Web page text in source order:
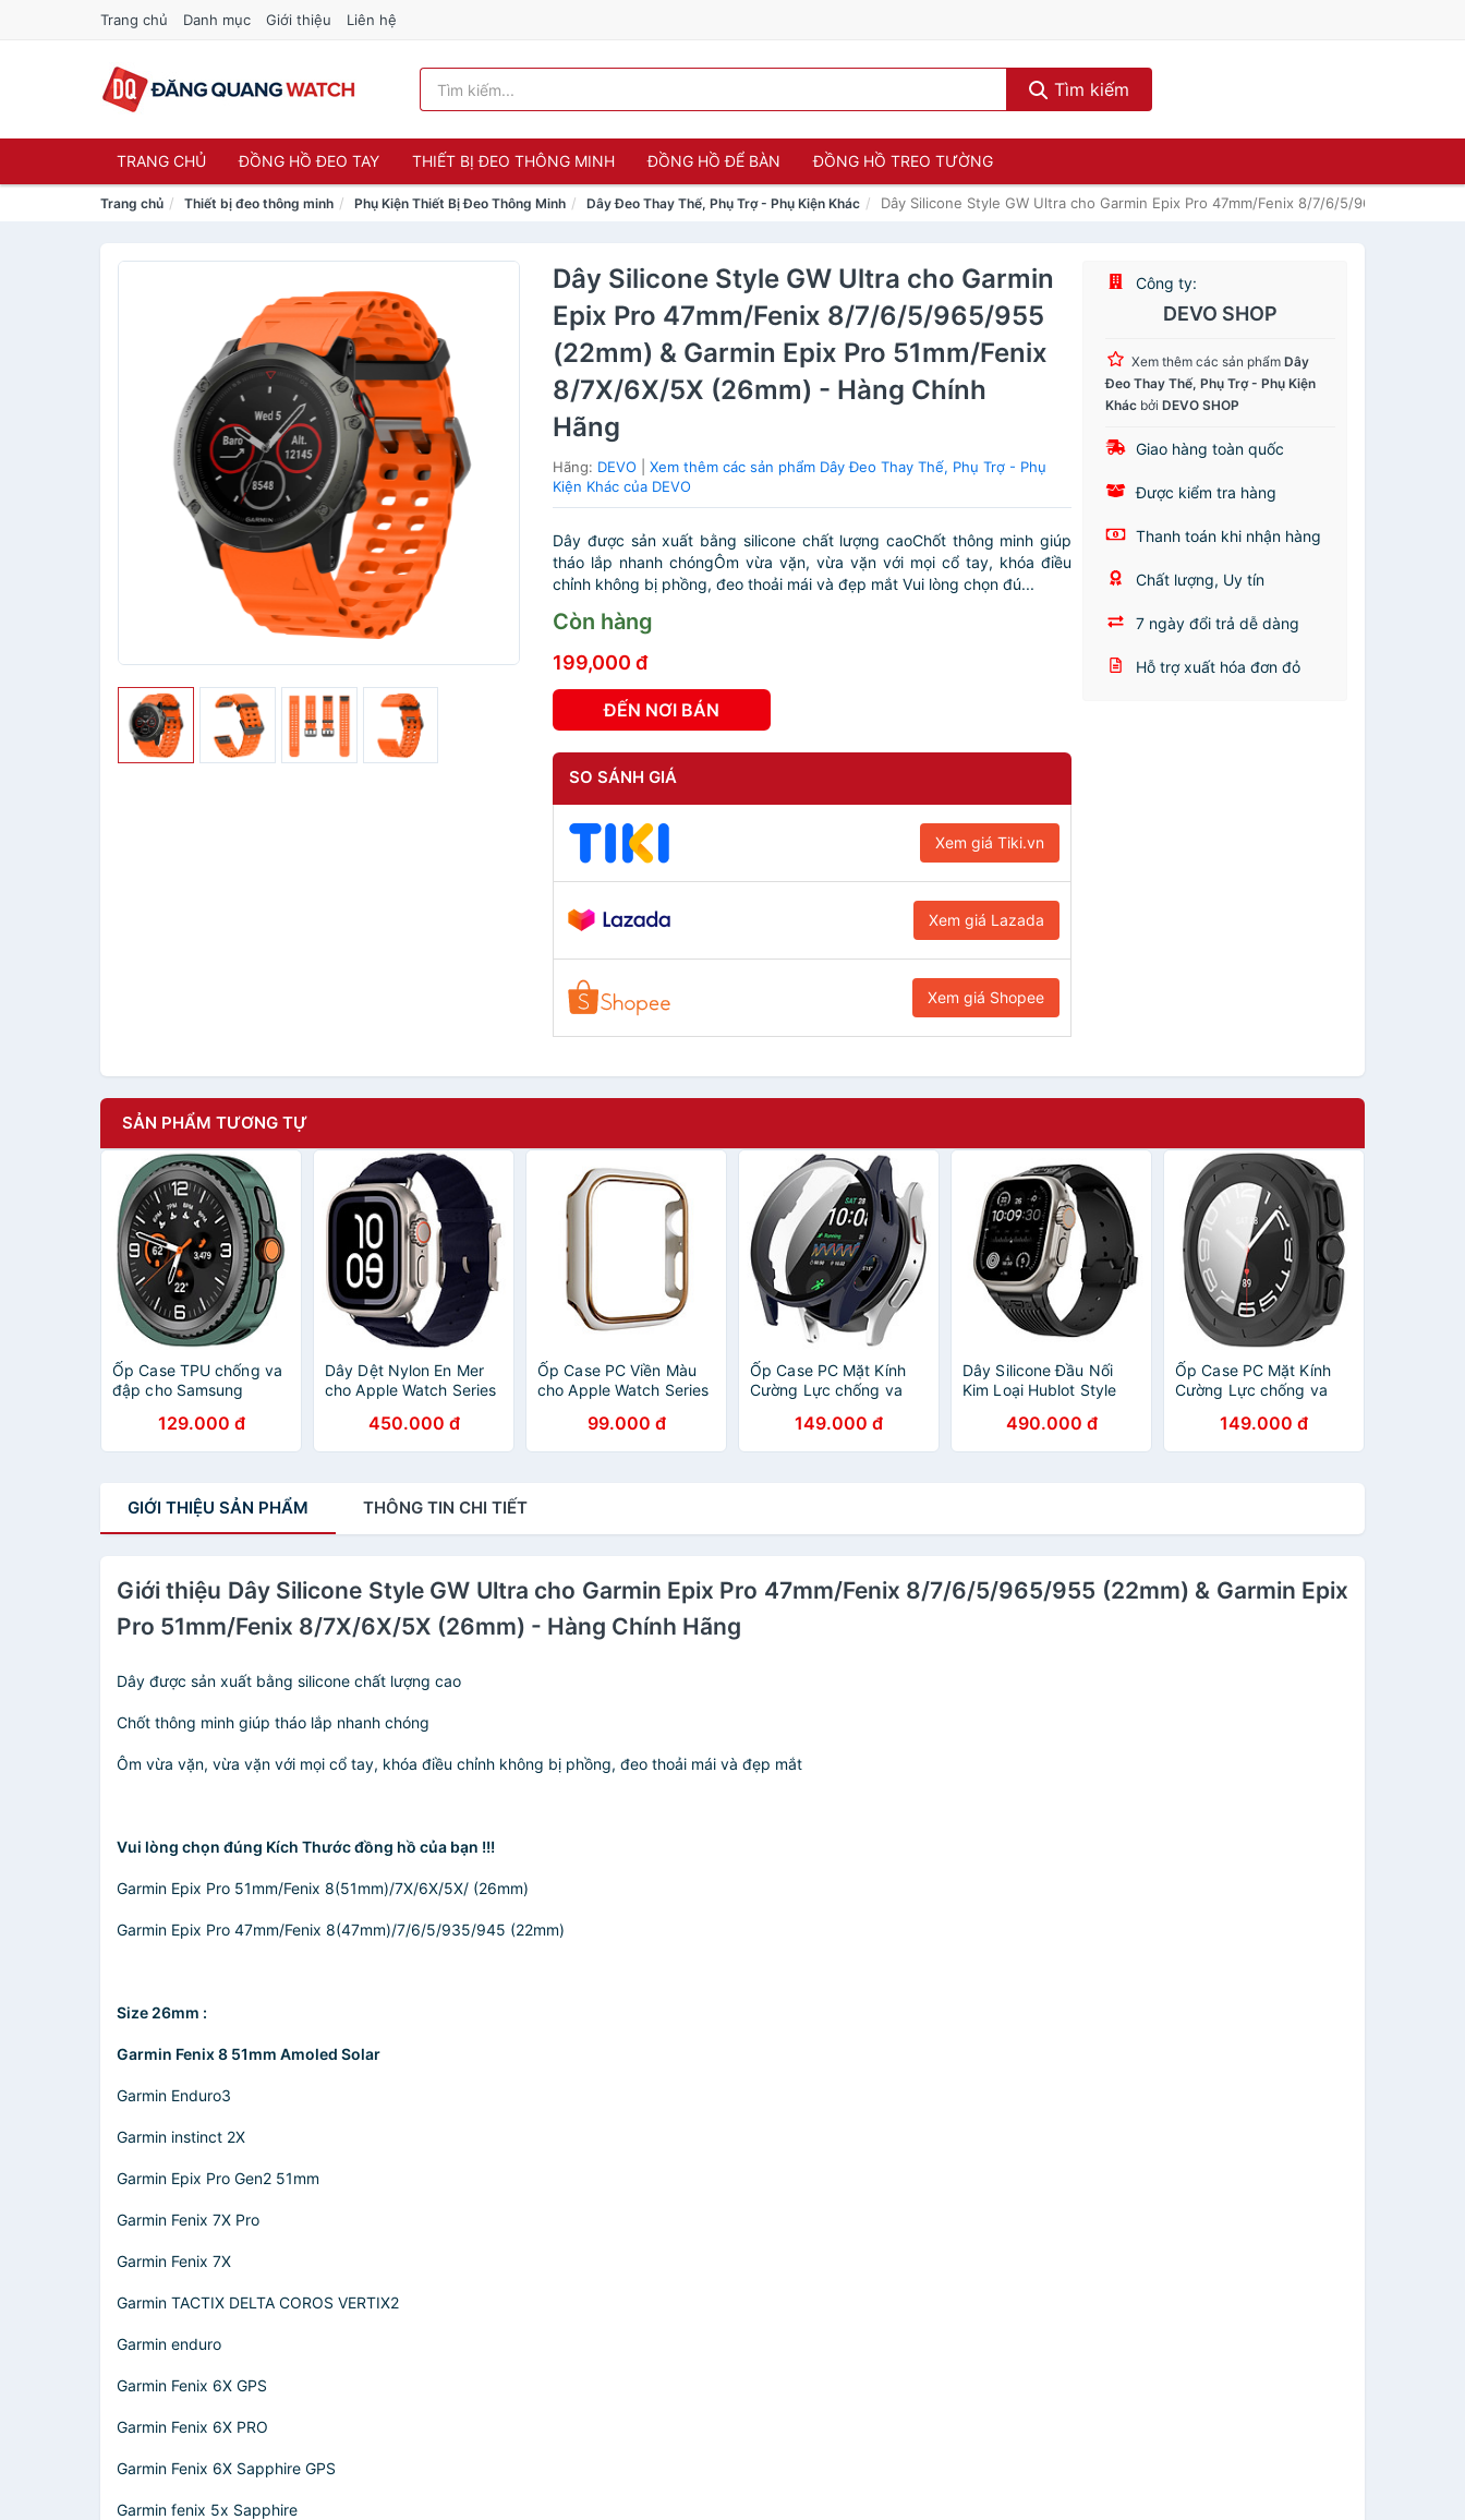
Trang chủ Danh mục Giới thiệu Liên hệ
Tìm kiếm
TRANG CHỦ ĐỒNG HỒ ĐEO TAY THIẾT BỊ ĐEO THÔNG MINH ĐỒNG HỒ ĐỂ BÀN ĐỒNG HỒ TREO TƯỜNG
Trang chủ Thiết bị đeo thông minh Phụ Kiện Thiết Bị Đeo Thông Minh Dây Đeo Thay Thế, Phụ Trợ - Phụ Kiện Khác Dây Silicone Style GW Ultra cho Garmin Epix Pro 47mm/Fenix 8/7/6/5/965/955
Dây Silicone Style GW Ultra cho Garmin
Epix Pro 47mm/Fenix 8/7/6/5/965/955
(22mm) & Garmin Epix Pro 51mm/Fenix
8/7X/6X/5X (26mm) - Hàng Chính
Hãng
Hãng: DEVO |Xem thêm các sản phẩm Dây Đeo Thay Thế, Phụ Trợ - Phụ
Kiện Khác của DEVO
Dây được sản xuất bằng silicone chất lượng caoChốt thông minh giúp
tháo lắp nhanh chóngÔm vừa vặn, vừa vặn với mọi cổ tay, khóa điều
chỉnh không bị phồng, đeo thoải mái và đẹp mắt Vui lòng chọn đú...
Còn hàng
199,000 đ
ĐẾN NƠI BÁN
SO SÁNH GIÁ
Xem giá Tiki.vn
Xem giá Lazada
Xem giá Shopee
Công ty:
DEVO SHOP
Xem thêm các sản phẩmDây
Đeo Thay Thế, Phụ Trợ - Phụ Kiện
Khác bởiDEVO SHOP
Giao hàng toàn quốc
Được kiểm tra hàng
Thanh toán khi nhận hàng
Chất lượng, Uy tín
7 ngày đổi trả dễ dàng
Hỗ trợ xuất hóa đơn đỏ
SẢN PHẨM TƯƠNG TỰ
Ốp Case TPU chống va
đập cho Samsung
46mm - Hàng Chính
Hãng
129.000 đ
Dây Dệt Nylon En Mer
cho Apple Watch Series
Size 40/41/42mm &
44/45/46/49mm - Hàng
450.000 đ
Ốp Case PC Viền Màu
cho Apple Watch Series
40mm/41mm/44mm/45mm
99.000 đ
Ốp Case PC Mặt Kính
Cường Lực chống va
Galaxy Watch 7 40mm /
44mm - Hàng Chính
149.000 đ
Dây Silicone Đầu Nối
Kim Loại Hublot Style
1/2 & Apple Watch
Series
490.000 đ
Ốp Case PC Mặt Kính
Cường Lực chống va
Galaxy Watch Ultra -
Hàng Chính Hãng
149.000 đ
GIỚI THIỆU SẢN PHẨM THÔNG TIN CHI TIẾT
Giới thiệu Dây Silicone Style GW Ultra cho Garmin Epix Pro 47mm/Fenix 8/7/6/5/965/955 (22mm) & Garmin Epix
Pro 51mm/Fenix 8/7X/6X/5X (26mm) - Hàng Chính Hãng
Dây được sản xuất bằng silicone chất lượng cao
Chốt thông minh giúp tháo lắp nhanh chóng
Ôm vừa vặn, vừa vặn với mọi cổ tay, khóa điều chỉnh không bị phồng, đeo thoải mái và đẹp mắt
Vui lòng chọn đúng Kích Thước đồng hồ của bạn !!!
Garmin Epix Pro 51mm/Fenix 8(51mm)/7X/6X/5X/ (26mm)
Garmin Epix Pro 47mm/Fenix 8(47mm)/7/6/5/935/945 (22mm)
Size 26mm :
Garmin Fenix 8 51mm Amoled Solar
Garmin Enduro3
Garmin instinct 2X
Garmin Epix Pro Gen2 51mm
Garmin Fenix 7X Pro
Garmin Fenix 7X
Garmin TACTIX DELTA COROS VERTIX2
Garmin enduro
Garmin Fenix 6X GPS
Garmin Fenix 6X PRO
Garmin Fenix 6X Sapphire GPS
Garmin fenix 5x Sapphire